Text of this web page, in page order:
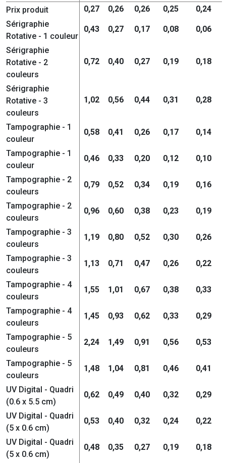
Prix produit 0,27 0,26 0,26 0,25
0,24
Sérigraphie
Rotative - 1 couleur
0,43 0,27 0,17 0,08 0,06
Sérigraphie
Rotative - 2
couleurs
0,72 0,40 0,27 0,19 0,18
Sérigraphie
Rotative - 3
couleurs
1,02 0,56 0,44 0,31 0,28
Tampographie - 1
couleur
0,58 0,41 0,26 0,17 0,14
Tampographie - 1
couleur
0,46 0,33 0,20 0,12 0,10
Tampographie - 2
couleurs
0,79 0,52 0,34 0,19 0,16
Tampographie - 2
couleurs
0,96 0,60 0,38 0,23 0,19
Tampographie - 3
couleurs
1,19 0,80 0,52 0,30 0,26
Tampographie - 3
couleurs
1,13 0,71 0,47 0,26 0,22
Tampographie - 4
couleurs
1,55 1,01 0,67 0,38 0,33
Tampographie - 4
couleurs
1,45 0,93 0,62 0,33 0,29
Tampographie - 5
couleurs
2,24 1,49 0,91 0,56 0,53
Tampographie - 5
couleurs
1,48 1,04 0,81 0,46 0,41
UV Digital - Quadri
(0.6 x 5.5 cm)
0,62 0,49 0,40 0,32 0,29
UV Digital - Quadri
(5 x 0.6 cm)
0,53 0,40 0,32 0,24 0,22
UV Digital - Quadri
(5 x 0.6 cm)
0,48 0,35 0,27 0,19 0,18